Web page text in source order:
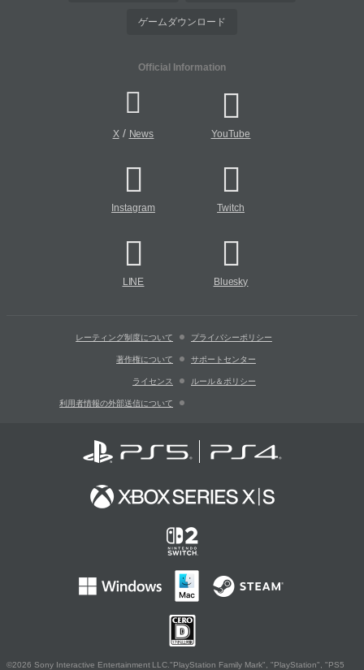
ゲームダウンロード
Official Information
X/ News YouTube
Instagram Twitch
LINE Bluesky
レーティング制度について プライバシーポリシー
著作権について サポートセンター
ライセンス ルール＆ポリシー
利用者情報の外部送信について
©2026 Sony Interactive Entertainment LLC."PlayStation Family Mark", "PlayStation", "PS5